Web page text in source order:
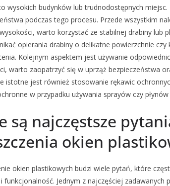
wysokich budynków lub trudnodostępnych
podczas tego procesu. Przede wszystkim
warto korzystać ze stabilnej drabiny
opierania drabiny o delikatne powierzchnie
Kolejnym aspektem jest używanie
warto zaopatrzyć się w uprząż bezpieczeństwa
istotne jest również stosowanie rękawic
w przypadku używania sprayów czy
są najczęstsze
okien
okien plastikowych budzi wiele pytań, które
funkcjonalność. Jednym z najczęściej